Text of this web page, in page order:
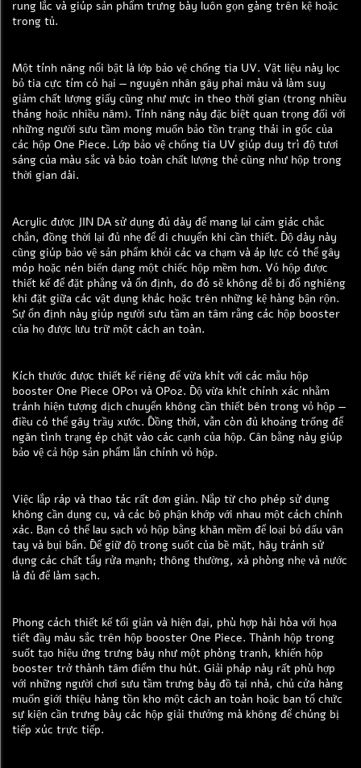
rung lắc và giúp sản phẩm trưng bày luôn gọn gàng trên kệ hoặc
trong tủ.
Một tính năng nổi bật là lớp bảo vệ chống tia UV. Vật liệu này lọc
bỏ tia cực tím có hại — nguyên nhân gây phai màu và làm suy
giảm chất lượng giấy cũng như mực in theo thời gian (trong nhiều
tháng hoặc nhiều năm). Tính năng này đặc biệt quan trọng đối với
những người sưu tầm mong muốn bảo tồn trạng thái in gốc của
các hộp One Piece. Lớp bảo vệ chống tia UV giúp duy trì độ tươi
sáng của màu sắc và bảo toàn chất lượng thẻ cũng như hộp trong
thời gian dài.
Acrylic được JIN DA sử dụng đủ dày để mang lại cảm giác chắc
chắn, đồng thời lại đủ nhẹ để di chuyển khi cần thiết. Độ dày này
cũng giúp bảo vệ sản phẩm khỏi các va chạm và áp lực có thể gây
móp hoặc nén biến dạng một chiếc hộp mềm hơn. Vỏ hộp được
thiết kế để đặt phẳng và ổn định, do đó sẽ không dễ bị đổ nghiêng
khi đặt giữa các vật dụng khác hoặc trên những kệ hàng bận rộn.
Sự ổn định này giúp người sưu tầm an tâm rằng các hộp booster
của họ được lưu trữ một cách an toàn.
Kích thước được thiết kế riêng để vừa khít với các mẫu hộp
booster One Piece OP01 và OP02. Độ vừa khít chính xác nhằm
tránh hiện tượng dịch chuyển không cần thiết bên trong vỏ hộp —
điều có thể gây trầy xước. Đồng thời, vẫn còn đủ khoảng trống để
ngăn tình trạng ép chặt vào các cạnh của hộp. Cân bằng này giúp
bảo vệ cả hộp sản phẩm lẫn chính vỏ hộp.
Việc lắp ráp và thao tác rất đơn giản. Nắp từ cho phép sử dụng
không cần dụng cụ, và các bộ phận khớp với nhau một cách chính
xác. Bạn có thể lau sạch vỏ hộp bằng khăn mềm để loại bỏ dấu vân
tay và bụi bẩn. Để giữ độ trong suốt của bề mặt, hãy tránh sử
dụng các chất tẩy rửa mạnh; thông thường, xà phòng nhẹ và nước
là đủ để làm sạch.
Phong cách thiết kế tối giản và hiện đại, phù hợp hài hòa với họa
tiết đầy màu sắc trên hộp booster One Piece. Thành hộp trong
suốt tạo hiệu ứng trưng bày như một phòng tranh, khiến hộp
booster trở thành tâm điểm thu hút. Giải pháp này rất phù hợp
với những người chơi sưu tầm trưng bày đồ tại nhà, chủ cửa hàng
muốn giới thiệu hàng tồn kho một cách an toàn hoặc ban tổ chức
sự kiện cần trưng bày các hộp giải thưởng mà không để chúng bị
tiếp xúc trực tiếp.